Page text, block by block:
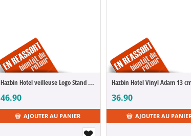
Hazbin Hotel veilleuse Logo Stand 13 cm
46.90
AJOUTER AU PANIER
Hazbin Hotel Vinyl Adam 13
36.90
AJOUTER AU